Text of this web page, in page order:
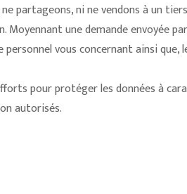
partageons, ni ne vendons à un
une demande envoyée
vous concernant ainsi
pour protéger les données à
autorisés.